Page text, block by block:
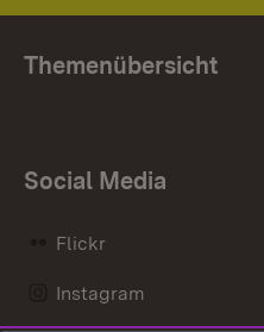
Themenübersicht
Social Media
Flickr
Instagram